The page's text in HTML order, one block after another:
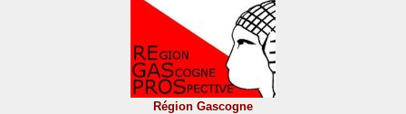
Région Gascogne